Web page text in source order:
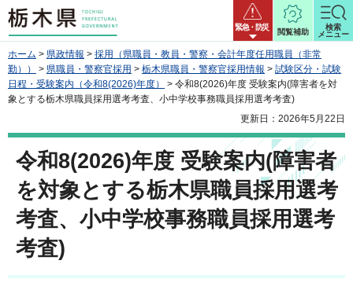
栃木県 緊急・防災
閲覧補助
検索
メニュー
ホーム > 県政情報 > 採用（県職員・教員・警察・会計年度任用職員（非常
勤））
> 県職員・警察官採用 > 栃木県職員・警察官採用情報 > 試験区分・試験
日程・受験案内（令和8(2026)年度）
> 令和8(2026)年度 受験案内(障害者を対
象とする栃木県職員採用選考考査、小中学校事務職員採用選考考査)
更新日：2026年5月22日
令和8(2026)年度 受験案内(障害者
を対象とする栃木県職員採用選考
考査、小中学校事務職員採用選考
考査)